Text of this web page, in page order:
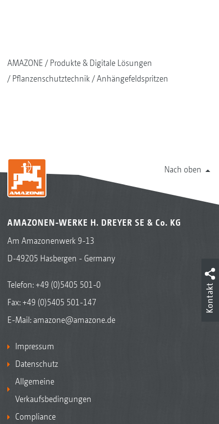
AMAZONE
Produkte & Digitale Lösungen
Pflanzenschutztechnik
Anhängefeldspritzen
Nach oben
AMAZONEN-WERKE H. DREYER SE & Co. KG
Am Amazonenwerk 9-13
D-49205 Hasbergen - Germany
Telefon:+49 (0)5405 501-0
Fax: +49 (0)5405 501-147
E-Mail: amazone@amazone.de
Impressum
Datenschutz
Allgemeine
Verkaufsbedingungen
Compliance
Kontakt